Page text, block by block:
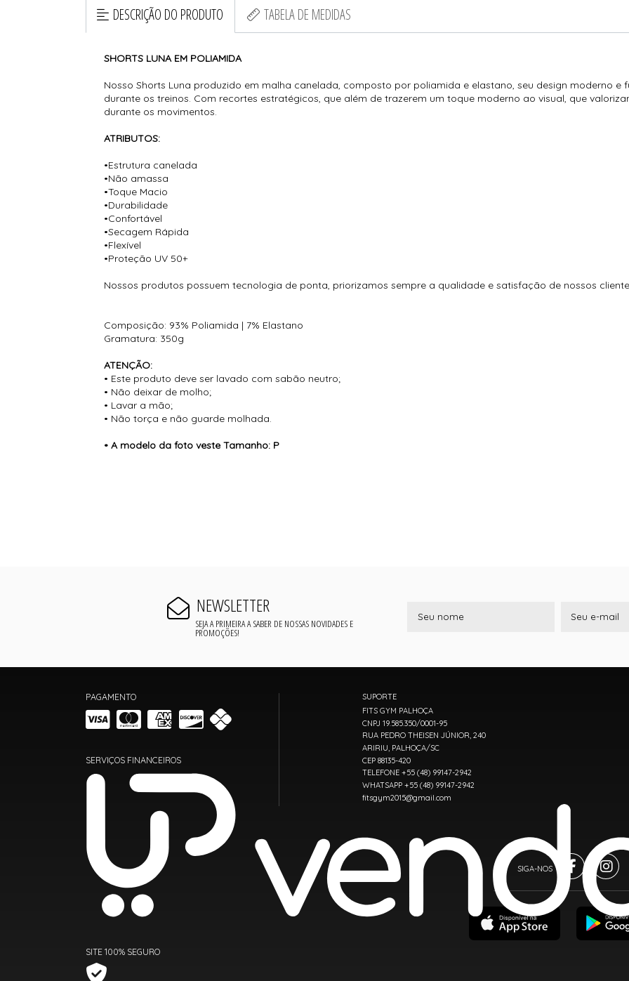
DESCRIÇÃO DO PRODUTO TABELA DE MEDIDAS
SHORTS LUNA EM POLIAMIDA
Nosso Shorts Luna produzido em malha canelada, composto por poliamida e elastano, seu design moderno e
durante os treinos. Com recortes estratégicos, que além de trazerem um toque moderno ao visual, que
durante os movimentos.
ATRIBUTOS:
•Estrutura canelada
•Não amassa
•Toque Macio
•Durabilidade
•Confortável
•Secagem Rápida
•Flexível
•Proteção UV 50+
Nossos produtos possuem tecnologia de ponta, priorizamos sempre a qualidade e satisfação de nossos
Composição: 93% Poliamida | 7% Elastano
Gramatura: 350g
ATENÇÃO:
• Este produto deve ser lavado com sabão neutro;
• Não deixar de molho;
• Lavar a mão;
• Não torça e não guarde molhada.
• A modelo da foto veste Tamanho: P
NEWSLETTER
SEJA A PRIMEIRA A SABER DE NOSSAS NOVIDADES E
PROMOÇÕES!
PAGAMENTO
SERVIÇOS FINANCEIROS
SITE 100% SEGURO
SUPORTE
FITS GYM PALHOÇA
CNPJ 19.585.350/0001-95
RUA PEDRO THEISEN JÚNIOR, 240
ARIRIU, PALHOÇA/SC
CEP 88135-420
TELEFONE +55 (48) 99147-2942
WHATSAPP +55 (48) 99147-2942
fitsgym2015@gmail.com